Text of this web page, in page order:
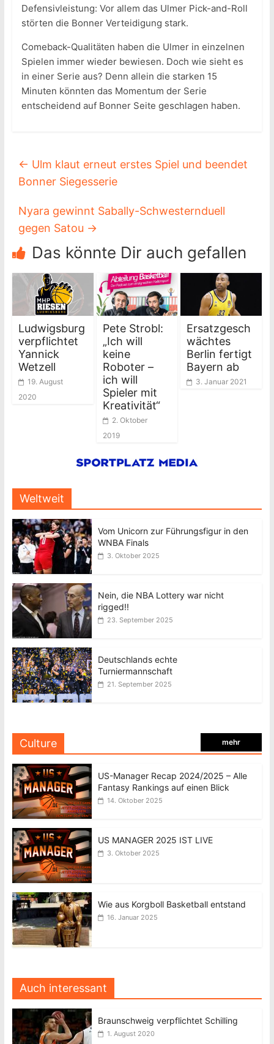
Defensivleistung: Vor allem das Ulmer Pick-and-Roll
störten die Bonner Verteidigung stark.
Comeback-Qualitäten haben die Ulmer in einzelnen
Spielen immer wieder bewiesen. Doch wie sieht es
in einer Serie aus? Denn allein die starken 15
Minuten könnten das Momentum der Serie
entscheidend auf Bonner Seite geschlagen haben.
← Ulm klaut erneut erstes Spiel und beendet
Bonner Siegesserie
Nyara gewinnt Sabally-Schwesternduell
gegen Satou →
Das könnte Dir auch gefallen
Ludwigsburg
verpflichtet
Yannick
Wetzell
19. August
2020
Pete Strobl:
„Ich will
keine
Roboter –
ich will
Spieler mit
Kreativität“
2. Oktober
2019
Ersatzgesch
wächtes
Berlin fertigt
Bayern ab
3. Januar 2021
Weltweit
Vom Unicorn zur Führungsfigur in den
WNBA Finals
3. Oktober 2025
Nein, die NBA Lottery war nicht
rigged!!
23. September 2025
Deutschlands echte
Turniermannschaft
21. September 2025
Culture mehr
US-Manager Recap 2024/2025 – Alle
Fantasy Rankings auf einen Blick
14. Oktober 2025
US MANAGER 2025 IST LIVE
3. Oktober 2025
Wie aus Korgboll Basketball entstand
16. Januar 2025
Auch interessant
Braunschweig verpflichtet Schilling
1. August 2020